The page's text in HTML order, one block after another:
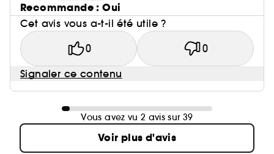
Recommande : Oui
Cet avis vous a-t-il été utile ?
0 0
Signaler ce contenu
Vous avez vu 2 avis sur 39
Voir plus d'avis